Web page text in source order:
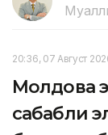
20:36, 07 Август
Молдова
сабабли